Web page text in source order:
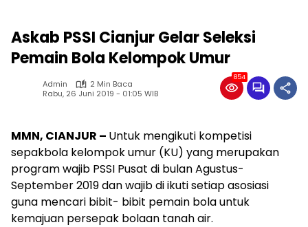
Askab PSSI Cianjur Gelar Seleksi
Pemain Bola Kelompok Umur
Admin
2 Min Baca
Rabu, 26 Juni 2019 - 01:05 WIB
854
MMN, CIANJUR – Untuk mengikuti kompetisi
sepakbola kelompok umur (KU) yang merupakan
program wajib PSSI Pusat di bulan Agustus-
September 2019 dan wajib di ikuti setiap asosiasi
guna mencari bibit- bibit pemain bola untuk
kemajuan persepak bolaan tanah air.